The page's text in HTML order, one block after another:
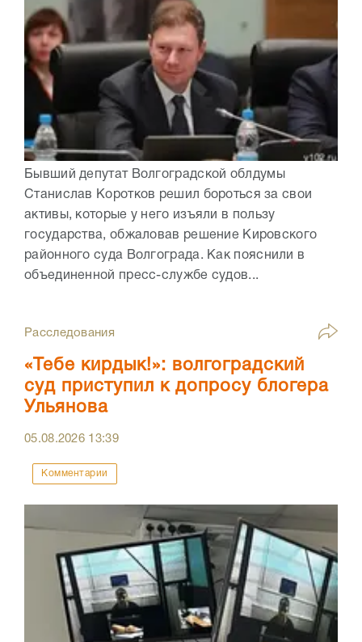
Бывший депутат Волгоградской облдумы
Станислав Коротков решил бороться за свои
активы, которые у него изъяли в пользу
государства, обжаловав решение Кировского
районного суда Волгограда. Как пояснили в
объединенной пресс-службе судов...
Расследования
«Тебе кирдык!»: волгоградский
суд приступил к допросу блогера
Ульянова
05.08.2026 13:39
Комментарии